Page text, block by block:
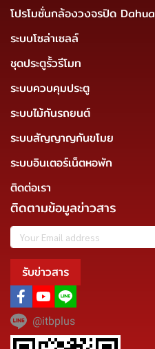
โปรโมชั่นกล้องวงจรปิด Dahua
ระบบโซล่าเซลล์
ชุดประตูรั้วรีโมท
ระบบควบคุมประตู
ระบบไม้กันรถยนต์
ระบบสัญญาญกันขโมย
ระบบอินเตอร์เน็ตหอพัก
ติดต่อเรา
ติดตามข้อมูลข่าวสาร
รับข่าวสาร
@itbplus